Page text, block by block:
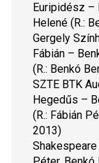
Euripidész –
Helené (R.:
Gergely
Fábián –
(R.: Benkó
SZTE BTK
Hegedűs –
(R.: Fábián
2013)